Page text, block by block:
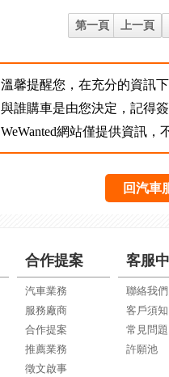
第一頁 上一頁
溫馨提醒您，在充分的資訊
與誰購車是由您決定，記得
WeWanted網站僅提供資訊
回汽車
合作提案
汽車業務
服務廠商
合作提案
推薦業務
徵文啟事
客服
聯絡我們
客戶須知
常見問題
許願池